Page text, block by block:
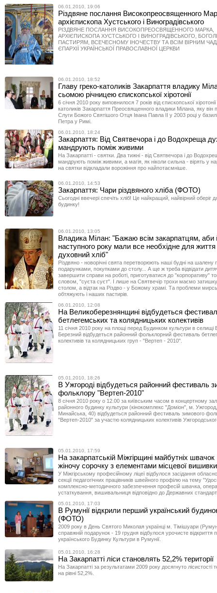
06.01.2010, 19:06
Різдвяне послання Високопреосвященного
архієпископа Хустського і Виноградівського
РІЗДВЯНЕ ПОСЛАННЯ ВИСОКОПРЕОСВЯЩЕННОГО МАРКА,
АРХІЄПИСКОПА ХУСТСЬКОГО І ВИНОГРАДІВСЬКОГО,
ПАСТИРЯМ, ВСЕЧЕСНОМУ ІНОЧЕСТВУ ТА ВСІМ ВІРНИМ
ЄПАРХІЇ УКРАЇНСЬКОЇ ПРАВОСЛАВНОЇ ЦЕРКВИ
06.01.2010, 18:52
Главу греко-католиків Закарпаття владику
сьомою річницею єпископської хіротонії
6 січня 2010 року виповнилося 7 років від єпископської
католиків Закарпаття Преосвященного владики Мілана, яку він
Слуги Божого Святішого Отця Івана Павла ІІ у 2003 році у
Петра у Римі.
06.01.2010, 18:24
Закарпаття: Від Святвечора і до Водохреща
мандрують поміж живими
На Закарпатті - святки. Два тижні - від Святвечора і до
мандрують поміж живими, а магія, як ніколи сильна - вірять у
на святки відкладали ворожіння про найпотаємніше.
06.01.2010, 14:53
Закарпаття: Чари різдвяного хліба (ФОТО)
Сьогодні ввечері спечіть хліб! Це найкращий, найвірний оберіг
будинку!
06.01.2010, 13:05
Владика Мілан: "Бажаю всім закарпатцям, аби
наступного року мали все необхідне для
духовний хліб"
Різдвяно - новорічні свята перетворюють наші будні на шалену
подарунками, покупками до столу... А ще ж треба відвідати
завершити справи на роботі, приготуватися до "корпоративу"
словом, "суєта суєт". І лише на Святвечір трохи маємо
столом, а відтак на Різдво - у Божому храмі. Та проблеми
обтяжують і наших пастирів.
06.01.2010, 12:08
На Великоберезнянщині відбудеться
бетлегемських та колядницьких колективів
11 січня 2010 року на площі перед Будинком культури в селищі
Березний відбудеться районний фольклорний фестиваль
колективів та колядницьких груп - "Вертеп - 2010".
05.01.2010, 18:26
В Ужгороді відбудеться районний фестиваль
фольклору "Вертеп-2010"
8 січня 2010 року о 12.00 за київським часом в концертному
районного будинку культури (кінокомплекс "Доміон", м.
Минайська, 40) відбудеться районний фестиваль зимового
"Вертеп-2010" за участю колядницьких колективів
05.01.2010, 17:59
На закарпатській Міжгірщині майбутніх
жіночу сорочку з елементами місцевої
У Міжгірському професійному ліцеї відбулося засідання
секції педагогічних працівників швейного профілю на тему
комплексно-методичного забезпечення професій швачка,
устаткування, вишивальниця відповідно до Державних
05.01.2010, 17:03
В Румунії відкрили перший український
(ФОТО)
2009 року в День Святого Миколая українці м. Тімішуари
справжній подарунок - 19 грудня відбулося урочисте відкриття
українського Будинку Культури в Румунії.
05.01.2010, 16:28
На Закарпатті ліси становлять 52,2% території
На Закарпатті за результатами 2009 року досягнуто лісистості
на рівні 52,2%.